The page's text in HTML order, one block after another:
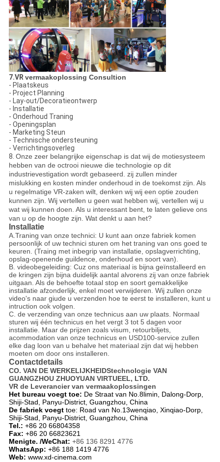
7.VRvermaakoplossing Consultion
- Plaatskeus
- Project Planning
- Lay-out/Decoratieontwerp
- Installatie
- Onderhoud Traning
- Openingsplan
- Marketing Steun
- Technische ondersteuning
- Verrichtingsoverleg
8. Onze zeer belangrijke eigenschap is dat wij de motiesysteem
hebben van de octrooi nieuwe die technologie op dit
industrievestigation wordt gebaseerd. zij zullen minder
mislukking en kosten minder onderhoud in de toekomst zijn. Als
u regelmatige VR-zaken wilt, denken wij wij een optie zouden
kunnen zijn. Wij vertellen u geen wat hebben wij, vertellen wij u
wat wij kunnen doen. Als u interessant bent, te laten gelieve ons
van u op de hoogte zijn. Wat denkt u aan het?
Installatie
A.Traning van onze technici: U kunt aan onze fabriek komen
persoonlijk of uw technici sturen om het traning van ons goed te
keuren. (Traing met inbegrip van installatie, opslagverrichting,
opslag-openende guildence, onderhoud en soort van).
B. videobegeleiding: Cuz ons materiaal is bijna geïnstalleerd en
de kringen zijn bijna duidelijk aantal alvorens zij van onze fabriek
uitgaan. Als de behoefte totaal stop en soort gemakkelijke
installatie afzonderlijk, enkel moet verwijderen. Wij zullen onze
video's naar giude u verzenden hoe te eerst te installeren, kunt u
intruction ook volgen.
C. de verzending van onze technicus aan uw plaats. Normaal
sturen wij één technicus en het vergt 3 tot 5 dagen voor
installatie. Maar de prijzen zoals visum, retourbiljets,
acommodation van onze technicus en USD100-service zullen
elke dag loon van u behalve het materiaal zijn dat wij hebben
moeten om door ons installeren.
Contactdetails
CO. VAN DE WERKELIJKHEIDStechnologie VAN
GUANGZHOU ZHUOYUAN VIRTUEEL, LTD.
VR de Leverancier van vermaakoplossingen
Het bureau voegt toe: De Straat van No.8limin, Dalong-Dorp,
Shiji-Stad, Panyu-District, Guangzhou, China
De fabriek voegttoe: Road van No.13wenqiao, Xinqiao-Dorp,
Shiji-Stad, Panyu-District, Guangzhou, China
Tel.: +86 20 66804358
Fax: +86 20 66823621
Menigte. /WeChat: +86 136 8291 4776
WhatsApp: +86 188 1419 4776
Web: www.xd-cinema.com